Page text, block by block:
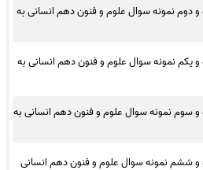
و دوم نمونه سوال علوم و فنون دهم انسانی به
و یکم نمونه سوال علوم و فنون دهم انسانی به
و سوم نمونه سوال علوم و فنون دهم انسانی به
و ششم نمونه سوال علوم و فنون دهم انسانی